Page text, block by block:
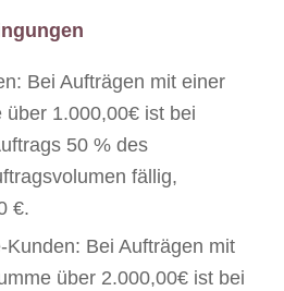
Bei Aufträgen mit einer
über 1.000,00€ ist bei
50 % des
fällig,
€.
Kunden: Bei Aufträgen mit
über 2.000,00€ ist bei